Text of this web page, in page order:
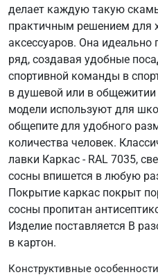
делает каждую такую
практичным решением для
аксессуаров. Она идеально
ряд, создавая удобные
спортивной команды в
в душевой или в общежитии
модели используют для
общепите для удобного
количества человек.
лавки Каркас - RAL 7035,
сосны впишется в любую
Покрытие каркас покрыт
сосны пропитан
Изделие поставляется В
в картон.
Конструктивные особенности